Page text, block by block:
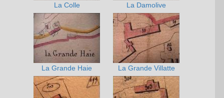
La Colle La Damolive
La Grande Haie La Grande Villatte